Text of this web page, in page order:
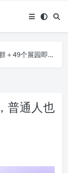
，覆盖全场景技能
展园即将亮相！
展园即将亮相！
普通人也